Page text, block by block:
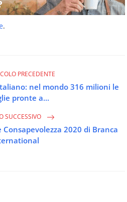
.
PRECEDENTE
nel mondo 316 milioni le
pronte a...
SUCCESSIVO
2020 di Branca